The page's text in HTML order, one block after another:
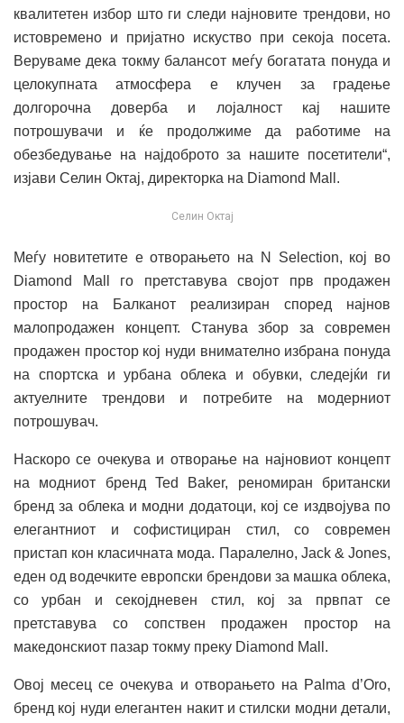
квалитетен избор што ги следи најновите трендови, но
истовремено и пријатно искуство при секоја посета.
Веруваме дека токму балансот меѓу богатата понуда и
целокупната атмосфера е клучен за градење
долгорочна доверба и лојалност кај нашите
потрошувачи и ќе продолжиме да работиме на
обезбедување на најдоброто за нашите посетители“,
изјави Селин Октај, директорка на Diamond Mall.
Селин Октај
Меѓу новитетите е отворањето на N Selection, кој во
Diamond Mall го претставува својот прв продажен
простор на Балканот реализиран според најнов
малопродажен концепт. Станува збор за современ
продажен простор кој нуди внимателно избрана понуда
на спортска и урбана облека и обувки, следејќи ги
актуелните трендови и потребите на модерниот
потрошувач.
Наскоро се очекува и отворање на најновиот концепт
на модниот бренд Ted Baker, реномиран британски
бренд за облека и модни додатоци, кој се издвојува по
елегантниот и софистициран стил, со современ
пристап кон класичната мода. Паралелно, Jack & Jones,
еден од водечките европски брендови за машка облека,
со урбан и секојдневен стил, кој за првпат се
претставува со сопствен продажен простор на
македонскиот пазар токму преку Diamond Mall.
Овој месец се очекува и отворањето на Palma d’Oro,
бренд кој нуди елегантен накит и стилски модни детали,